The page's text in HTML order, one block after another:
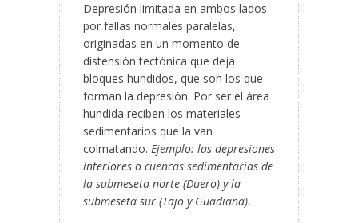
Depresión limitada en ambos lados
por fallas normales paralelas,
originadas en un momento de
distensión tectónica que deja
bloques hundidos, que son los que
forman la depresión. Por ser el área
hundida reciben los materiales
sedimentarios que la van
colmatando. Ejemplo: las depresiones
interiores o cuencas sedimentarias de
la submeseta norte (Duero) y la
submeseta sur (Tajo y Guadiana).